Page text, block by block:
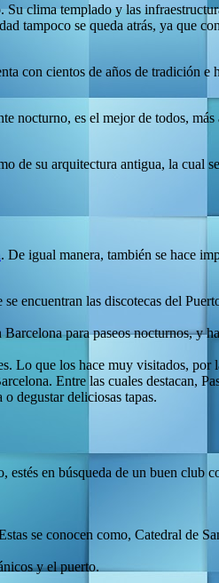
clima templado y las
tampoco se queda atrás, ya que
con cientos de años de tradición e
nocturno, es el mejor de todos,
de su arquitectura antigua, la cual
. De igual manera, también se hace
encuentran las discotecas del
para paseos nocturnos, y
Lo que los hace muy visitados, por
Entre las cuales destacan,
degustar deliciosas tapas.
en búsqueda de un buen club
se conocen como, Catedral de
y el puerto.